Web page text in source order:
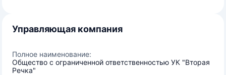
Управляющая компания
Полное наименование:
Общество с ограниченной ответственностью УК "Вторая
Речка"